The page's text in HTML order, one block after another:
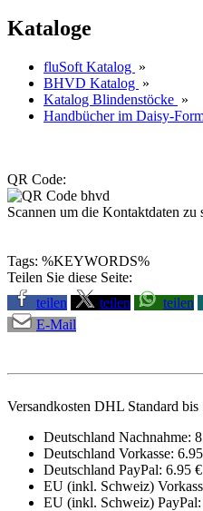
Kataloge
fluSoft Katalog »
BHVD Katalog »
Katalog Blindenstöcke »
Handbücher im Daisy-
QR Code:
Scannen um die Kontaktdaten zu
Tags: %KEYWORDS%
Teilen Sie diese Seite:
teilen
teilen teilen
E-Mail
Versandkosten DHL Standard bis
Deutschland Nachnahme:
Deutschland Vorkasse:
Deutschland PayPal: 6.95 €
EU (inkl. Schweiz)
EU (inkl. Schweiz)